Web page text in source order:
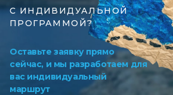
С ИНДИВИДУАЛЬНОЙ
ПРОГРАММОЙ?
Оставьте заявку прямо
сейчас, и мы разработаем для
вас индивидуальный
маршрут